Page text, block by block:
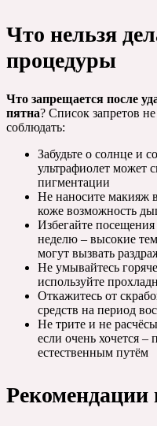
Что нельзя
процедуры
Что запрещается после
пятна? Список запретов
соблюдать:
Забудьте о солнце и
ультрафиолет может
пигментации
Не наносите макияж
коже возможность
Избегайте
неделю – высокие
могут вызвать
Не умывайтесь
используйте
Откажитесь от
средств на период
Не трите и не
если очень хочется –
естественным путём
Рекомендации